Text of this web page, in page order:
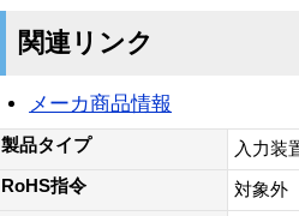
関連リンク
メーカ商品情報
製品タイプ
入力装
RoHS指令
対象外